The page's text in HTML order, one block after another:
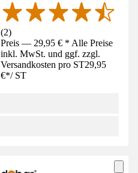
(2)
Preis — 29,95 € * Alle Preise
inkl. MwSt. und ggf. zzgl.
Versandkosten pro ST29,95
€*/ ST